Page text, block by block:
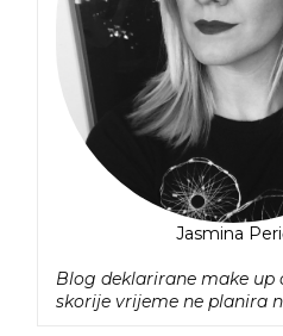
Jasmina
Blog deklarirane make up
skorije vrijeme ne planira